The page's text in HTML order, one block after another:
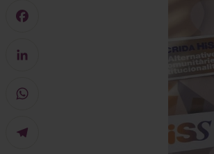
Mastodon
Facebook
LinkedIn
WhatsApp